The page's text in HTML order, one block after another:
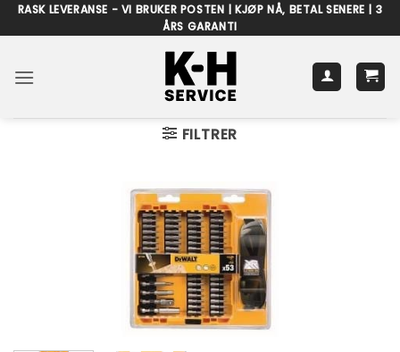
Skip
to
RASK LEVERANSE - VI BRUKER POSTEN | KJØP NÅ, BETAL SENERE | 3
ÅRS GARANTI
FILTRER